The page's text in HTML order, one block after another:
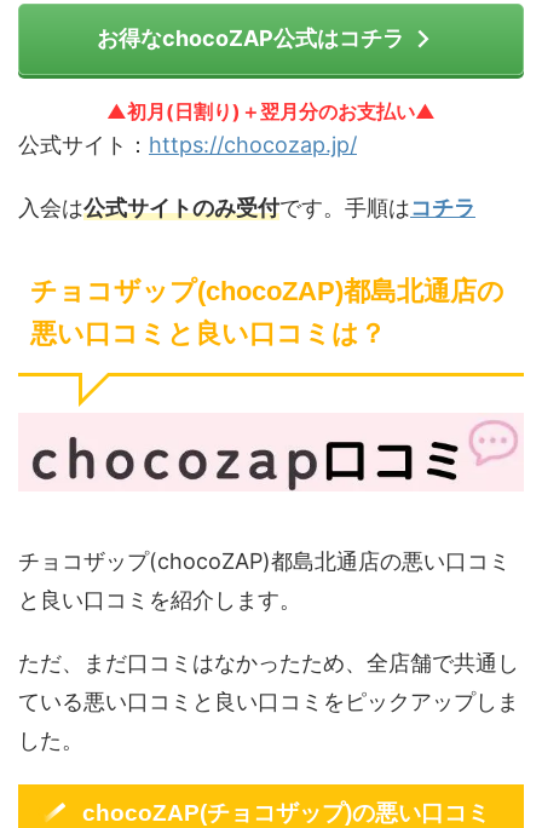
お得なchocoZAP公式はコチラ
▲初月(日割り)＋翌月分のお支払い▲
公式サイト： https://chocozap.jp/
入会は公式サイトのみ受付です。手順はコチラ
チョコザップ(chocoZAP)都島北通店の
悪い口コミと良い口コミは？
チョコザップ(chocoZAP)都島北通店の悪い口コミ
と良い口コミを紹介します。
ただ、まだ口コミはなかったため、全店舗で共通し
ている悪い口コミと良い口コミをピックアップしま
した。
chocoZAP(チョコザップ)の悪い口コミ